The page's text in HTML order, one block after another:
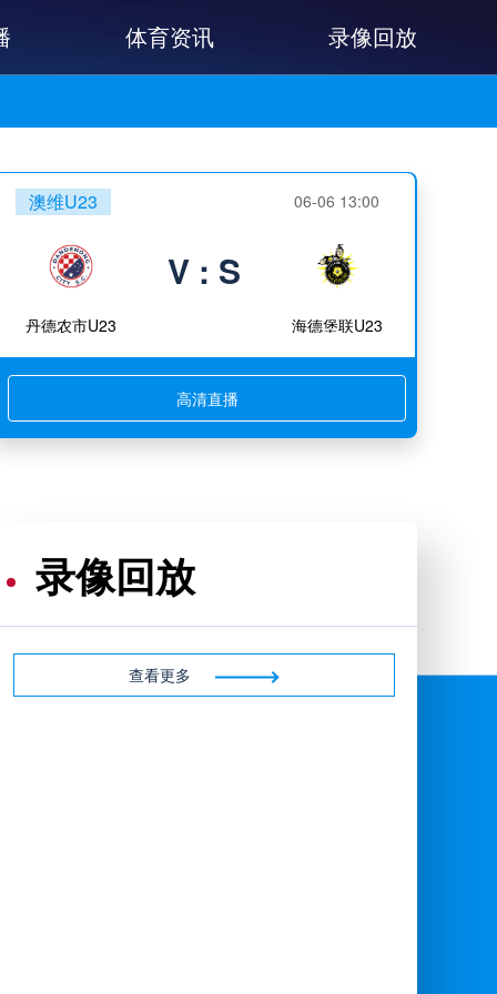
体育资讯 录像回放
澳维U23 06-06 13:00
丹德农市U23
V : S
海德堡联U23
高清直播
录像回放
查看更多